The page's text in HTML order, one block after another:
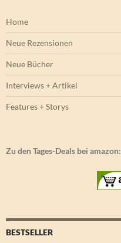
Home
Neue Rezensionen
Neue Bücher
Interviews + Artikel
Features + Storys
Zu den Tages-Deals bei amazon:
BESTSELLER